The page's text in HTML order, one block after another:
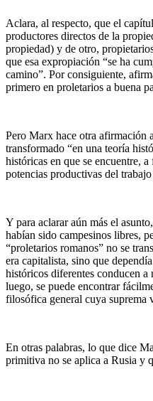
Aclara, al respecto, que el
productores directos de la
propiedad) y de otro,
que esa expropiación “se ha
camino”. Por consiguiente,
primero en proletarios a buena
Pero Marx hace otra afirmación
transformado “en una teoría
históricas en que se encuentre,
potencias productivas del
Y para aclarar aún más el
habían sido campesinos libres,
“proletarios romanos” no se
era capitalista, sino que
históricos diferentes conducen a
luego, se puede encontrar
filosófica general cuya suprema
En otras palabras, lo que dice
primitiva no se aplica a Rusia y